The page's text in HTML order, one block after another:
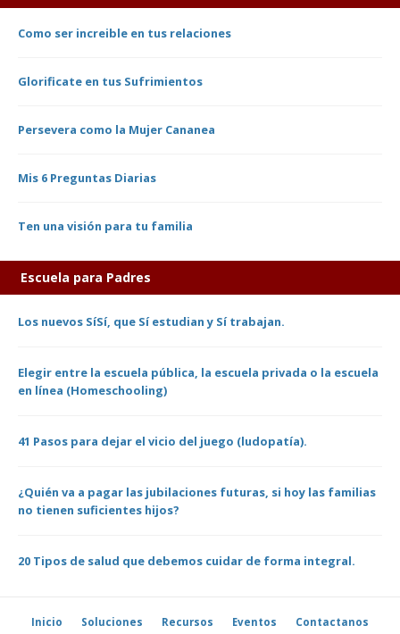
Como ser increible en tus relaciones
Glorificate en tus Sufrimientos
Persevera como la Mujer Cananea
Mis 6 Preguntas Diarias
Ten una visión para tu familia
Escuela para Padres
Los nuevos SíSí, que Sí estudian y Sí trabajan.
Elegir entre la escuela pública, la escuela privada o la escuela
en línea (Homeschooling)
41 Pasos para dejar el vicio del juego (ludopatía).
¿Quién va a pagar las jubilaciones futuras, si hoy las familias
no tienen suficientes hijos?
20 Tipos de salud que debemos cuidar de forma integral.
Inicio Soluciones Recursos Eventos Contactanos